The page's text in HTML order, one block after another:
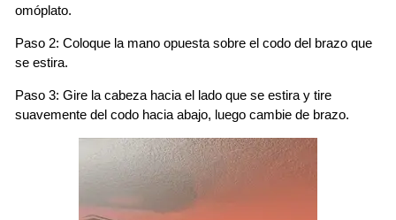
omóplato.
Paso 2: Coloque la mano opuesta sobre el codo del brazo que
se estira.
Paso 3: Gire la cabeza hacia el lado que se estira y tire
suavemente del codo hacia abajo, luego cambie de brazo.